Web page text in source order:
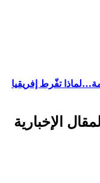
تفّرط إفريقيا
الإخبارية